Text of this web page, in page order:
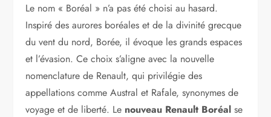
Le nom « Boréal » n’a pas été choisi au hasard.
Inspiré des aurores boréales et de la divinité grecque
du vent du nord, Borée, il évoque les grands espaces
et l’évasion. Ce choix s’aligne avec la nouvelle
nomenclature de Renault, qui privilégie des
appellations comme Austral et Rafale, synonymes de
voyage et de liberté. Le nouveau Renault Boréal se